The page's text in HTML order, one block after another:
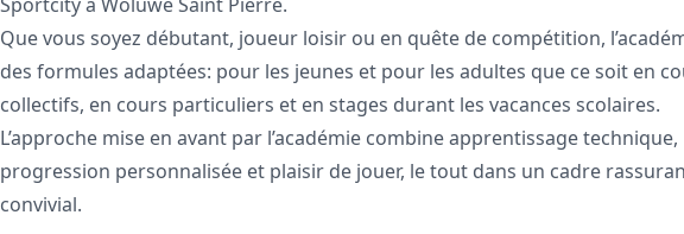
Que vous soyez débutant, joueur loisir ou en quête de compétition,
des formules adaptées: pour les jeunes et pour les adultes que ce soit en
collectifs, en cours particuliers et en stages durant les vacances scolaires.
L’approche mise en avant par l’académie combine apprentissage technique,
progression personnalisée et plaisir de jouer, le tout dans un cadre
convivial.